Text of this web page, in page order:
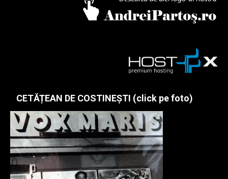
CETĂȚEAN DE COSTINEȘTI (click pe foto)